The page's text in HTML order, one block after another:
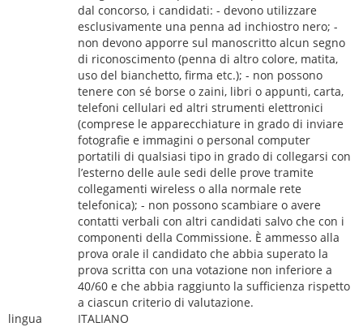
dal concorso, i candidati: - devono utilizzare
esclusivamente una penna ad inchiostro nero; -
non devono apporre sul manoscritto alcun segno
di riconoscimento (penna di altro colore, matita,
uso del bianchetto, firma etc.); - non possono
tenere con sé borse o zaini, libri o appunti, carta,
telefoni cellulari ed altri strumenti elettronici
(comprese le apparecchiature in grado di inviare
fotografie e immagini o personal computer
portatili di qualsiasi tipo in grado di collegarsi con
l’esterno delle aule sedi delle prove tramite
collegamenti wireless o alla normale rete
telefonica); - non possono scambiare o avere
contatti verbali con altri candidati salvo che con i
componenti della Commissione. È ammesso alla
prova orale il candidato che abbia superato la
prova scritta con una votazione non inferiore a
40/60 e che abbia raggiunto la sufficienza rispetto
a ciascun criterio di valutazione.
lingua
ITALIANO